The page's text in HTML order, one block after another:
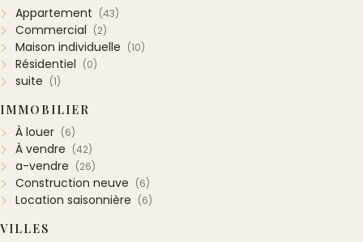
Appartement (43)
Commercial (2)
Maison individuelle (10)
Résidentiel (0)
suite (1)
IMMOBILIER
À louer (6)
À vendre (42)
a-vendre (26)
Construction neuve (6)
Location saisonnière (6)
VILLES